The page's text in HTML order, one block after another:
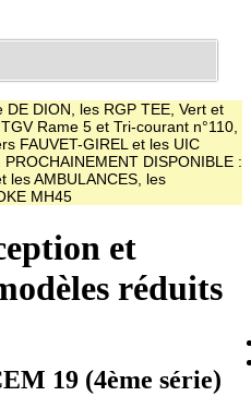
DION, les RGP TEE, Vert et
Rame 5 et Tri-courant n°110,
FAUVET-GIREL et les UIC
DISPONIBLE :
les AMBULANCES, les
MH45
et
réduits
19 (4ème série)